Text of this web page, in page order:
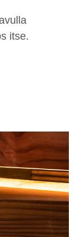
itse.